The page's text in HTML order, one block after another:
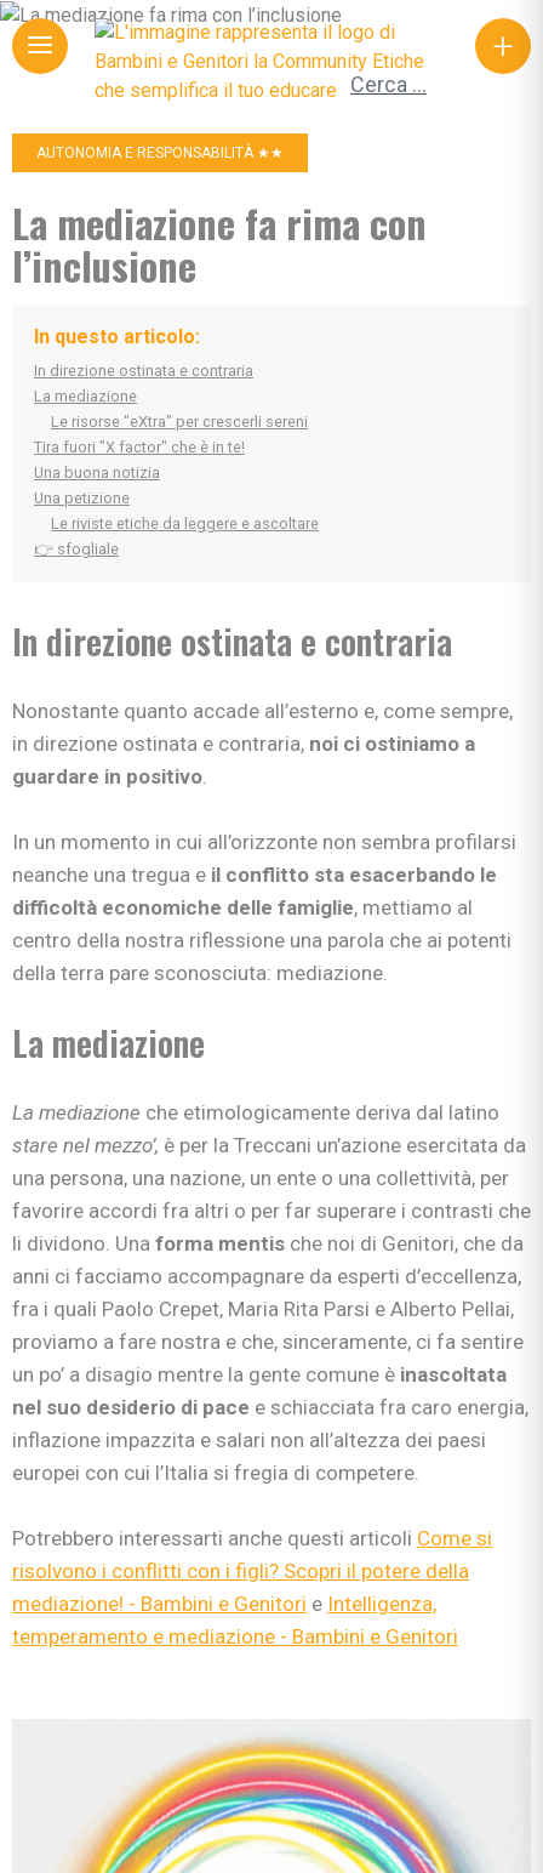
+
Ricerca per:
AUTONOMIA E RESPONSABILITÀ ★★
La mediazione fa rima con
l’inclusione
In questo articolo:
In direzione ostinata e contraria
La mediazione
Le risorse "eXtra" per crescerli sereni
Tira fuori "X factor" che è in te!
Una buona notizia
Una petizione
Le riviste etiche da leggere e ascoltare
👉 sfogliale
In direzione ostinata e contraria
Nonostante quanto accade all’esterno e, come sempre,
in direzione ostinata e contraria, noi ci ostiniamo a
guardare in positivo
In un momento in cui all’orizzonte non sembra profilarsi
neanche una tregua e il conflitto sta esacerbando le
difficoltà economiche delle famiglie, mettiamo al
centro della nostra riflessione una parola che ai potenti
della terra pare sconosciuta: mediazione.
La mediazione
La mediazione che etimologicamente deriva dal latino
stare nel mezzo’, è per la Treccani un’azione esercitata da
una persona, una nazione, un ente o una collettività, per
favorire accordi fra altri o per far superare i contrasti che
li dividono. Una forma mentis che noi di Genitori, che da
anni ci facciamo accompagnare da esperti d’eccellenza,
fra i quali Paolo Crepet, Maria Rita Parsi e Alberto Pellai,
proviamo a fare nostra e che, sinceramente, ci fa sentire
un po’ a disagio mentre la gente comune è inascoltata
nel suo desiderio di pace e schiacciata fra caro energia,
inflazione impazzita e salari non all’altezza dei paesi
europei con cui l’Italia si fregia di competere.
Potrebbero interessarti anche questi articoli Come si
risolvono i conflitti con i figli? Scopri il potere della
mediazione! - Bambini e Genitori e Intelligenza,
temperamento e mediazione - Bambini e Genitori